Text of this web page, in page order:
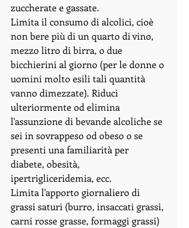
zuccherate e gassate.
Limita il consumo di alcolici, cioè
non bere più di un quarto di vino,
mezzo litro di birra, o due
bicchierini al giorno (per le donne o
uomini molto esili tali quantità
vanno dimezzate). Riduci
ulteriormente od elimina
l'assunzione di bevande alcoliche se
sei in sovrappeso od obeso o se
presenti una familiarità per
diabete, obesità,
ipertrigliceridemia, ecc.
Limita l'apporto giornaliero di
grassi saturi (burro, insaccati grassi,
carni rosse grasse, formaggi grassi)